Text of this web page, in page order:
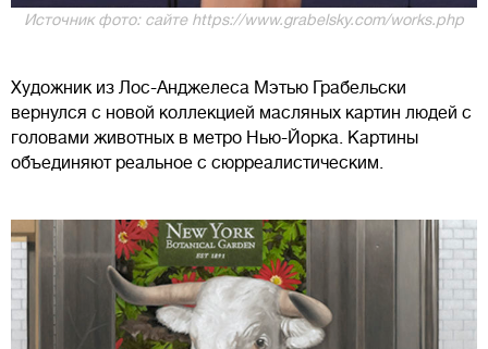
Источник фото: сайте https://www.grabelsky.com/works.php
Художник из Лос-Анджелеса Мэтью Грабельски
вернулся с новой коллекцией масляных картин людей с
головами животных в метро Нью-Йорка. Картины
объединяют реальное с сюрреалистическим.